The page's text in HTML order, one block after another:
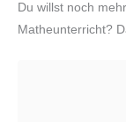
Du willst noch
Matheunterricht?